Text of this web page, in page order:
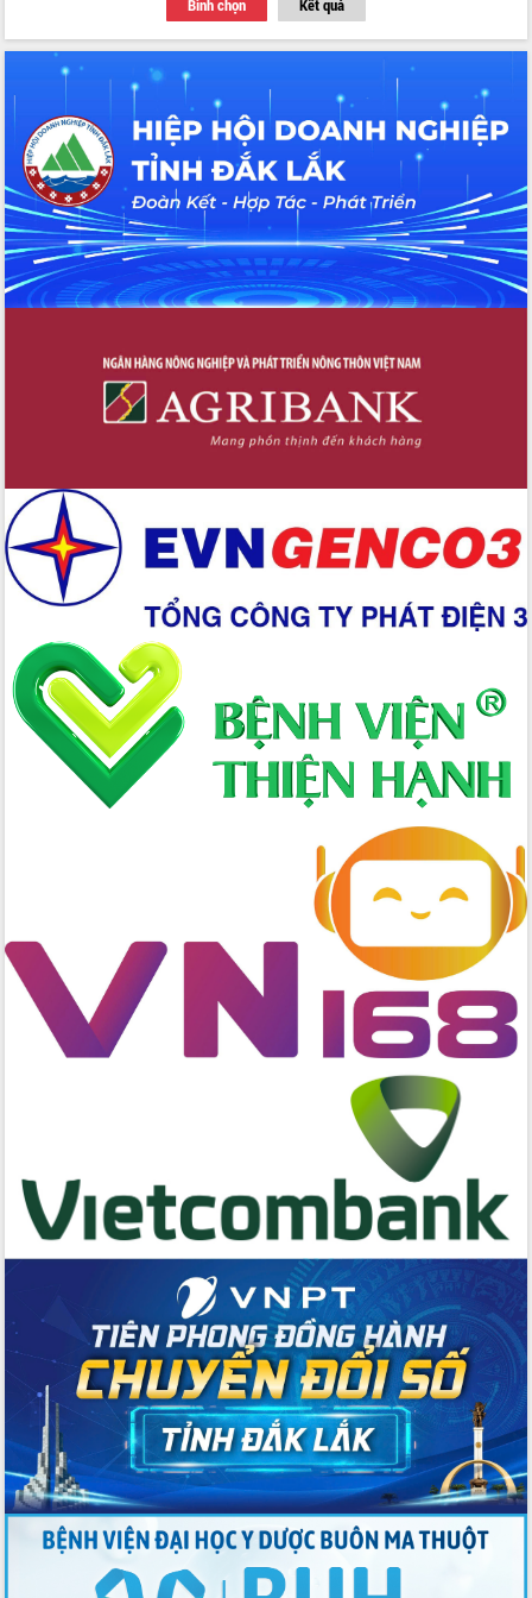
Thứ trưởng Bộ Y tế làm việc với tỉnh
Đắk Lắk về phát triển nhân lực y tế
cho trạm y tế cấp xã
Du lịch Đắk Lắk nâng tầm trải nghiệm
du khách thông qua Hệ thống cơ sở dữ
liệu và Bản đồ số
Tập huấn ứng dụng trí tuệ nhân tạo (AI)
trong thương mại điện tử năm 2026
Đoàn đại biểu Quốc hội tỉnh Đắk Lắk
trao đổi thông tin trước Kỳ họp thứ
nhất, Quốc hội khóa XVI
Quyết liệt cải cách hành chính, khơi
Nâng cao hiệu lực, hiệu quả HĐND
tỉnh thông qua hiện đại hóa hành chính
Xã Ea Phê gắn cải cách hành chính với
Hồ Thị Nguyên Thảo làm việc tại Trung
tâm Phục vụ hành chính công xã Ea
Xây dựng nền hành chính số đồng
hành cùng nông dân dân, doanh nghiệp
Giai đoạn 2026-2030, Đắk Lắk phấn
đấu có 77% xã đạt chuẩn nông thôn
mới
Chuyển đổi số 'mở đường' cho nông
nghiệp Đắk Lắk tăng trưởng bứt phá
Triển khai đồng bộ đo đạc, lập hồ sơ
địa chính, hoàn thiện cơ sở dữ liệu đất
Đắk Lắk đẩy mạnh nuôi biển công
nghệ, hướng tới phát triển thủy sản
bền vững
Tập huấn nâng cao năng lực triển khai
chuyển đổi số cho cán bộ, công chức
Đẩy mạnh cải cách hành chính, quyết
tâm đạt được mục tiêu tăng trưởng
hai con số trong năm 2026
Tổ chức trang trọng Lễ hội Đền thờ
Lương Văn Chánh năm 2026
Phó Bí thư Tỉnh ủy Đắk Lắk Đỗ Hữu
Huy giữ chức Bí thư Đảng ủy Ủy Ban
Nhân dân tỉnh
Bệnh án điện tử thúc đẩy chuyển đổi
số y tế tại Đắk Lắk
Chuyển đổi số thư viện: Mở rộng
không gian tri thức trong thời đại số
Đánh giá, rút kinh nghiệm công tác tổ
chức diễn tập trước ngày bầu cử
Chương trình “Gặp gỡ hữu nghị –
Friendship Meeting New Year 2026”
Bình chọn Kết quả